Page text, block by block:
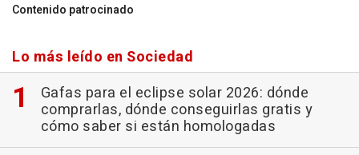
Contenido patrocinado
Lo más leído en Sociedad
Gafas para el eclipse solar 2026: dónde
comprarlas, dónde conseguirlas gratis y
cómo saber si están homologadas